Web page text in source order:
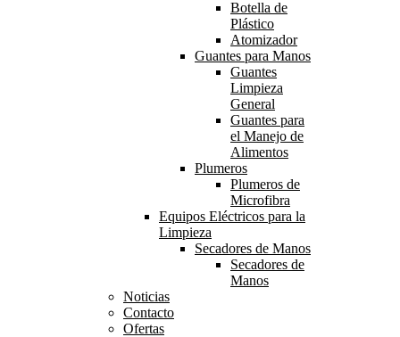
Botella de
Plástico
Atomizador
Guantes para Manos
Guantes
Limpieza
General
Guantes para
el Manejo de
Alimentos
Plumeros
Plumeros de
Microfibra
Equipos Eléctricos para la
Limpieza
Secadores de Manos
Secadores de
Manos
Noticias
Contacto
Ofertas